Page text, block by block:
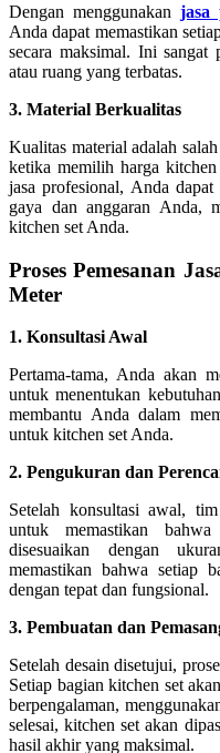
Dengan menggunakan jasa
Anda dapat memastikan
secara maksimal. Ini
atau ruang yang terbatas.
3. Material Berkualitas
Kualitas material adalah
ketika memilih harga
jasa profesional, Anda
gaya dan anggaran Anda,
kitchen set Anda.
Proses Pemesanan
Meter
1. Konsultasi Awal
Pertama-tama, Anda akan
untuk menentukan
membantu Anda dalam
untuk kitchen set Anda.
2. Pengukuran dan
Setelah konsultasi awal,
untuk memastikan
disesuaikan dengan
memastikan bahwa setiap
dengan tepat dan fungsional.
3. Pembuatan dan
Setelah desain disetujui,
Setiap bagian kitchen set
berpengalaman,
selesai, kitchen set akan
hasil akhir yang maksimal.